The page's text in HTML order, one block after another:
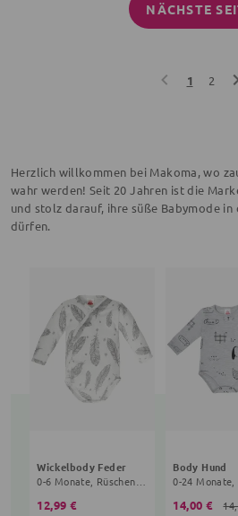
NÄCHSTE
1 2
Herzlich willkommen bei Makoma, wo
wahr werden! Seit 20 Jahren ist die
und stolz darauf, ihre süße Babymode in
dürfen.
Wickelbody Feder
0-6 Monate, Rüschen, weiß, grau
12,99 €
Body Hund
0-24 Monate,
14,00 €